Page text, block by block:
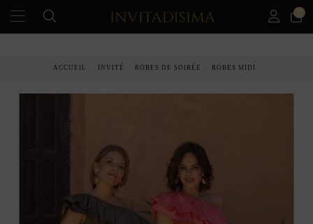
ACCUEIL INVITÉ ROBES DE SOIRÉE ROBES MIDI